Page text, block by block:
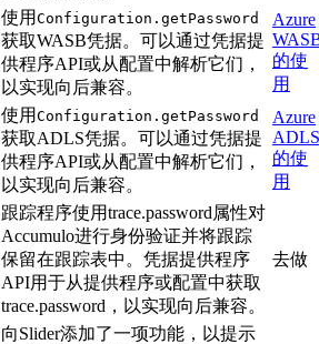
使用 Configuration.getPassword
获取WASB凭据。可以通过凭据提
供程序API或从配置中解析它们，
以实现向后兼容。
Azure
的使
用
使用 Configuration.getPassword
获取ADLS凭据。可以通过凭据提
供程序API或从配置中解析它们，
以实现向后兼容。
Azure
ADLS
的使
用
跟踪程序使用trace.password属性对
Accumulo进行身份验证并将跟踪
保留在跟踪表中。凭据提供程序
API用于从提供程序或配置中获取
trace.password，以实现向后兼容。
去做
向Slider添加了一项功能，以提示